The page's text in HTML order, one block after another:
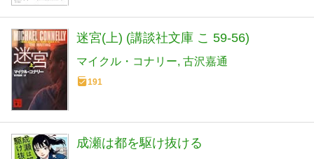
迷宮(上) (講談社文庫 こ 59-56)
マイクル・コナリー 古沢嘉通
191
成瀬は都を駆け抜ける